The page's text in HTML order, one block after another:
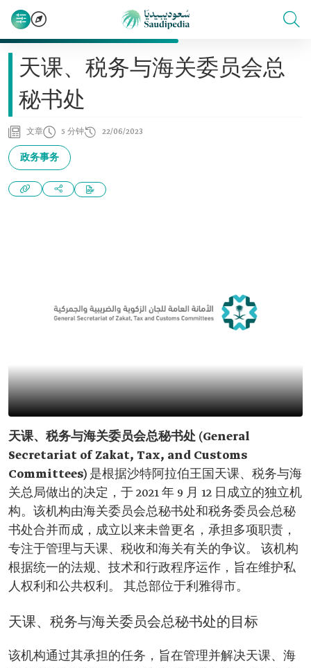
天课、税务与海关委员会总
秘书处
文章 5 分钟 22/06/2023
政务事务
天课、税务与海关委员会总秘书处 (General
Secretariat of Zakat, Tax, and Customs
Committees) 是根据沙特阿拉伯王国天课、税务与海
关总局做出的决定，于 2021 年 9 月 12 日成立的独立机
构。该机构由海关委员会总秘书处和税务委员会总秘
书处合并而成，成立以来未曾更名，承担多项职责，
专注于管理与天课、税收和海关有关的争议。 该机构
根据统一的法规、技术和行政程序运作，旨在维护私
人权利和公共权利。 其总部位于利雅得市。
天课、税务与海关委员会总秘书处的目标
该机构通过其承担的任务，旨在管理并解决天课、海